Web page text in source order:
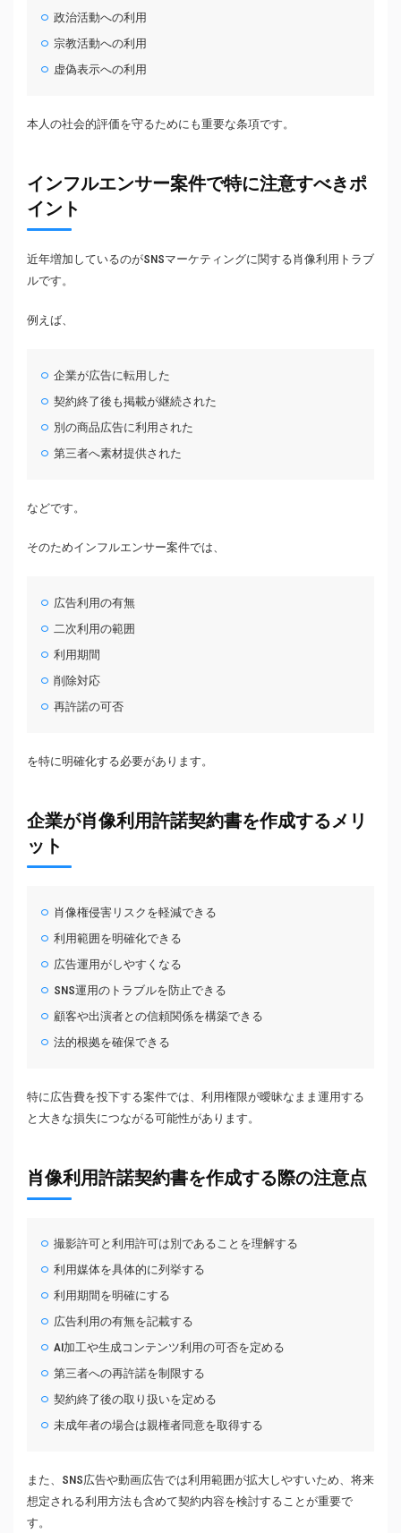
政治活動への利用
宗教活動への利用
虚偽表示への利用
本人の社会的評価を守るためにも重要な条項です。
インフルエンサー案件で特に注意すべきポ
イント
近年増加しているのがSNSマーケティングに関する肖像利用トラブ
ルです。
例えば、
企業が広告に転用した
契約終了後も掲載が継続された
別の商品広告に利用された
第三者へ素材提供された
などです。
そのためインフルエンサー案件では、
広告利用の有無
二次利用の範囲
利用期間
削除対応
再許諾の可否
を特に明確化する必要があります。
企業が肖像利用許諾契約書を作成するメリ
ット
肖像権侵害リスクを軽減できる
利用範囲を明確化できる
広告運用がしやすくなる
SNS運用のトラブルを防止できる
顧客や出演者との信頼関係を構築できる
法的根拠を確保できる
特に広告費を投下する案件では、利用権限が曖昧なまま運用する
と大きな損失につながる可能性があります。
肖像利用許諾契約書を作成する際の注意点
撮影許可と利用許可は別であることを理解する
利用媒体を具体的に列挙する
利用期間を明確にする
広告利用の有無を記載する
AI加工や生成コンテンツ利用の可否を定める
第三者への再許諾を制限する
契約終了後の取り扱いを定める
未成年者の場合は親権者同意を取得する
また、SNS広告や動画広告では利用範囲が拡大しやすいため、将来
想定される利用方法も含めて契約内容を検討することが重要で
す。